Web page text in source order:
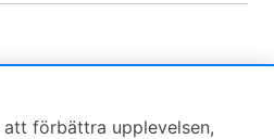
förbättra upplevelsen,
en vän om denna produkt